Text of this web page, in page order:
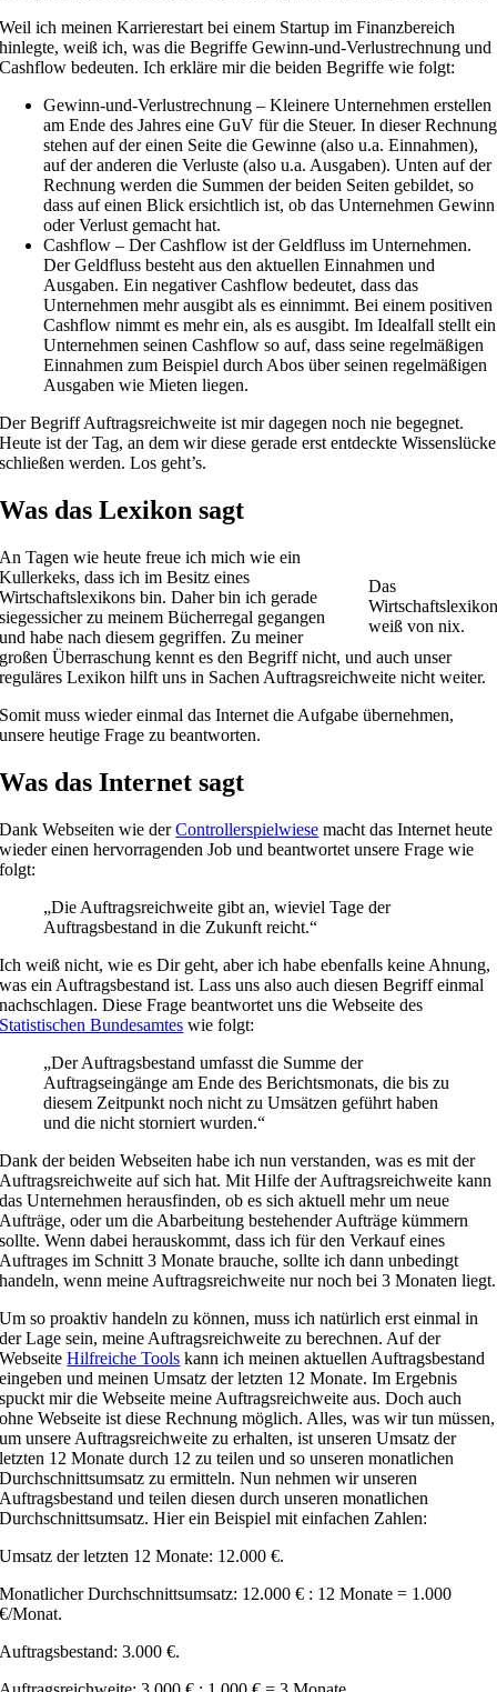
Weil ich meinen Karrierestart bei einem Startup im Finanzbereich
hinlegte, weiß ich, was die Begriffe Gewinn-und-Verlustrechnung und
Cashflow bedeuten. Ich erkläre mir die beiden Begriffe wie folgt:
Gewinn-und-Verlustrechnung – Kleinere Unternehmen erstellen
am Ende des Jahres eine GuV für die Steuer. In dieser Rechnung
stehen auf der einen Seite die Gewinne (also u.a. Einnahmen),
auf der anderen die Verluste (also u.a. Ausgaben). Unten auf der
Rechnung werden die Summen der beiden Seiten gebildet, so
dass auf einen Blick ersichtlich ist, ob das Unternehmen Gewinn
oder Verlust gemacht hat.
Cashflow – Der Cashflow ist der Geldfluss im Unternehmen.
Der Geldfluss besteht aus den aktuellen Einnahmen und
Ausgaben. Ein negativer Cashflow bedeutet, dass das
Unternehmen mehr ausgibt als es einnimmt. Bei einem positiven
Cashflow nimmt es mehr ein, als es ausgibt. Im Idealfall stellt ein
Unternehmen seinen Cashflow so auf, dass seine regelmäßigen
Einnahmen zum Beispiel durch Abos über seinen regelmäßigen
Ausgaben wie Mieten liegen.
Der Begriff Auftragsreichweite ist mir dagegen noch nie begegnet.
Heute ist der Tag, an dem wir diese gerade erst entdeckte Wissenslücke
schließen werden. Los geht’s.
Was das Lexikon sagt
Das
Wirtschaftslexikon
weiß von nix.
An Tagen wie heute freue ich mich wie ein
Kullerkeks, dass ich im Besitz eines
Wirtschaftslexikons bin. Daher bin ich gerade
siegessicher zu meinem Bücherregal gegangen
und habe nach diesem gegriffen. Zu meiner
großen Überraschung kennt es den Begriff nicht, und auch unser
reguläres Lexikon hilft uns in Sachen Auftragsreichweite nicht weiter.
Somit muss wieder einmal das Internet die Aufgabe übernehmen,
unsere heutige Frage zu beantworten.
Was das Internet sagt
Dank Webseiten wie derControllerspielwiese macht das Internet heute
wieder einen hervorragenden Job und beantwortet unsere Frage wie
folgt:
„Die Auftragsreichweite gibt an, wieviel Tage der
Auftragsbestand in die Zukunft reicht.“
Ich weiß nicht, wie es Dir geht, aber ich habe ebenfalls keine Ahnung,
was ein Auftragsbestand ist. Lass uns also auch diesen Begriff einmal
nachschlagen. Diese Frage beantwortet uns die Webseite des
Statistischen Bundesamtes wie folgt:
„Der Auftragsbestand umfasst die Summe der
Auftragseingänge am Ende des Berichtsmonats, die bis zu
diesem Zeitpunkt noch nicht zu Umsätzen geführt haben
und die nicht storniert wurden.“
Dank der beiden Webseiten habe ich nun verstanden, was es mit der
Auftragsreichweite auf sich hat. Mit Hilfe der Auftragsreichweite kann
das Unternehmen herausfinden, ob es sich aktuell mehr um neue
Aufträge, oder um die Abarbeitung bestehender Aufträge kümmern
sollte. Wenn dabei herauskommt, dass ich für den Verkauf eines
Auftrages im Schnitt 3 Monate brauche, sollte ich dann unbedingt
handeln, wenn meine Auftragsreichweite nur noch bei 3 Monaten liegt.
Um so proaktiv handeln zu können, muss ich natürlich erst einmal in
der Lage sein, meine Auftragsreichweite zu berechnen. Auf der
WebseiteHilfreiche Tools kann ich meinen aktuellen Auftragsbestand
eingeben und meinen Umsatz der letzten 12 Monate. Im Ergebnis
spuckt mir die Webseite meine Auftragsreichweite aus. Doch auch
ohne Webseite ist diese Rechnung möglich. Alles, was wir tun müssen,
um unsere Auftragsreichweite zu erhalten, ist unseren Umsatz der
letzten 12 Monate durch 12 zu teilen und so unseren monatlichen
Durchschnittsumsatz zu ermitteln. Nun nehmen wir unseren
Auftragsbestand und teilen diesen durch unseren monatlichen
Durchschnittsumsatz. Hier ein Beispiel mit einfachen Zahlen:
Umsatz der letzten 12 Monate: 12.000 €.
Monatlicher Durchschnittsumsatz: 12.000 € : 12 Monate = 1.000
€/Monat.
Auftragsbestand: 3.000 €.